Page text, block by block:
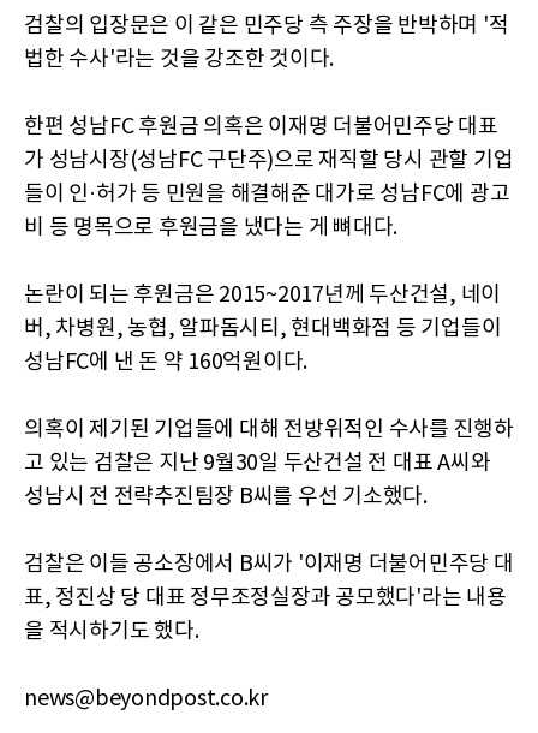
검찰의 입장문은 이 같은 민주당 측 주장을 반박하며 '적
법한 수사'라는 것을 강조한 것이다.
한편 성남FC 후원금 의혹은 이재명 더불어민주당 대표
가 성남시장(성남FC 구단주)으로 재직할 당시 관할 기업
들이 인·허가 등 민원을 해결해준 대가로 성남FC에 광고
비 등 명목으로 후원금을 냈다는 게 뼈대다.
논란이 되는 후원금은 2015~2017년께 두산건설, 네이
버, 차병원, 농협, 알파돔시티, 현대백화점 등 기업들이
성남FC에 낸 돈 약 160억원이다.
의혹이 제기된 기업들에 대해 전방위적인 수사를 진행하
고 있는 검찰은 지난 9월30일 두산건설 전 대표 A씨와
성남시 전 전략추진팀장 B씨를 우선 기소했다.
검찰은 이들 공소장에서 B씨가 '이재명 더불어민주당 대
표, 정진상 당 대표 정무조정실장과 공모했다'라는 내용
을 적시하기도 했다.
news@beyondpost.co.kr